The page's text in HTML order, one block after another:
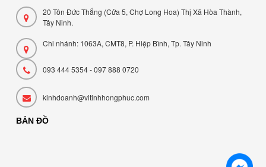
20 Tôn Đức Thắng (Cửa 5, Chợ Long Hoa) Thị Xã Hòa Thành,
Tây Ninh.
Chi nhánh: 1063A, CMT8, P. Hiệp Bình, Tp. Tây Ninh
093 444 5354 - 097 888 0720
kinhdoanh@vitinhhongphuc.com
BẢN ĐỒ